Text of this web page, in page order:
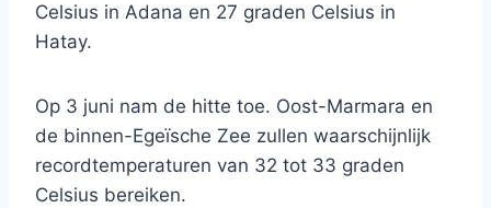
Celsius in Adana en 27 graden Celsius in
Hatay.
Op 3 juni nam de hitte toe. Oost-Marmara en
de binnen-Egeïsche Zee zullen waarschijnlijk
recordtemperaturen van 32 tot 33 graden
Celsius bereiken.